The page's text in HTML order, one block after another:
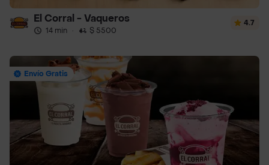
El Corral - Vaqueros
14 min · $ 5500
4.7
Envío Gratis